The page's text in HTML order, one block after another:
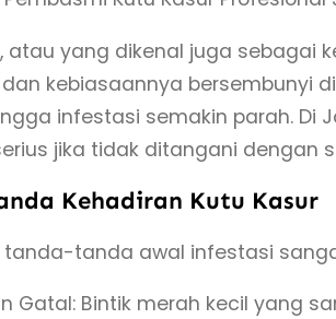
atau yang dikenal juga sebagai
kebiasaannya bersembunyi
infestasi semakin parah. Di
jika tidak ditangani dengan
Kehadiran Kutu Kasur
tanda-tanda awal infestasi
Gatal: Bintik merah kecil yang